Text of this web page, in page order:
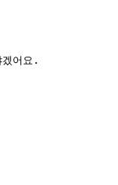
겠어요.